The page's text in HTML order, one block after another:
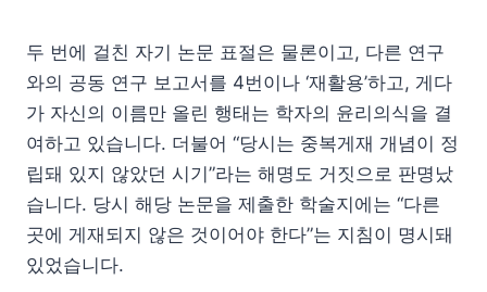
두 번에 걸친 자기 논문 표절은 물론이고, 다른 연구
와의 공동 연구 보고서를 4번이나 ‘재활용’하고, 게다
가 자신의 이름만 올린 행태는 학자의 윤리의식을 결
여하고 있습니다. 더불어 “당시는 중복게재 개념이 정
립돼 있지 않았던 시기”라는 해명도 거짓으로 판명났
습니다. 당시 해당 논문을 제출한 학술지에는 “다른
곳에 게재되지 않은 것이어야 한다”는 지침이 명시돼
있었습니다.